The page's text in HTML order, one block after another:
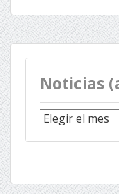
Noticias
Noticias
(archivo)